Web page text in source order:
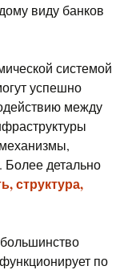
виду банков
системой
успешно
между
Более детально
структура,
по